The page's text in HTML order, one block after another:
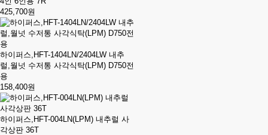
425,700원
하이퍼스,HFT-1404LN/2404LW 내추
럴,월넛 수저통 사각식탁(LPM) D750전
용
158,400원
하이퍼스,HFT-004LN(LPM) 내추럴 사
각상판 36T